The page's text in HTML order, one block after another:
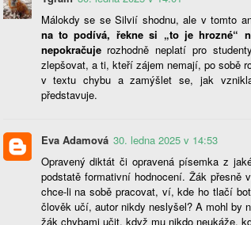
Málokdy se se Silvií shodnu, ale v tomto
na to podívá, řekne si „to je hrozné“
nepokračujerozhodně neplatí pro
zlepšovat, a ti, kteří zájem nemají, po sobě
v textu chybu a zamýšlet se, jak
představuje.
Eva Adamová 30. ledna 2025 v 14:53
Opravený diktát či opravená písemka z
podstatě formativní hodnocení. Žák přesně
chce-li na sobě pracovat, ví, kde ho tlačí
člověk učí, autor nikdy neslyšel? A mohl by
žák chybami učit, když mu nikdo neukáže,
AUG
5
Tobiáš Pospíchal: Brněnský
školy svého známého, oba
Střet zájmů odmítá
Ředitelem základní školy v Brně-Bystrci
výběr si před komisí prosadil starosta
Oba muži v loňském roce společně
výběru roli.
Hana Lanková: Děti
jen se je naučit používat,